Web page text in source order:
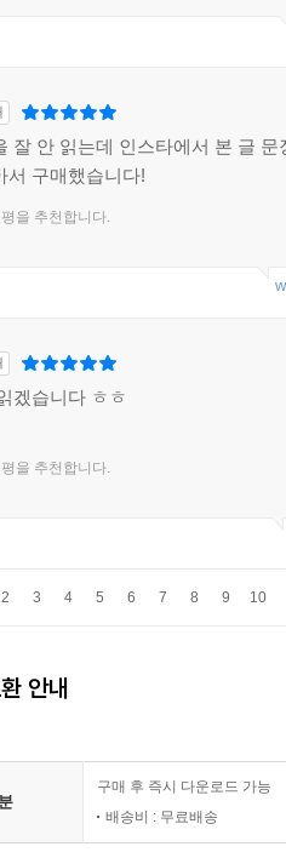
잘 안 읽는데 인스타에서 본 글 문
서 구매했습니다!
을 추천합니다.
겠습니다 ㅎㅎ
을 추천합니다.
2 3 4 5 6 7 8 9 10
안내
구매 후 즉시 다운로드 가능
배송비 : 무료배송